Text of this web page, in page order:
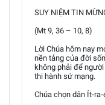
SUY NIỆM TIN
(Mt 9, 36 – 10, 8)
Lời Chúa hôm nay
nền tảng của đời
không phải để
thi hành sứ mạng.
Chúa chọn dân Ít-ra-